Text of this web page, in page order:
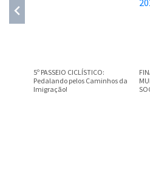
5º PASSEIO CICLÍSTICO:
Pedalando pelos Caminhos da
Imigração!